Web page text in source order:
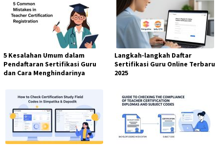
5 Kesalahan Umum dalam
Pendaftaran Sertifikasi Guru
dan Cara Menghindarinya
Langkah-langkah Daftar
Sertifikasi Guru Online Terbaru
2025